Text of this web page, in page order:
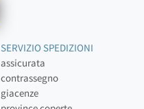
SERVIZIO SPEDIZIONI
assicurata
contrassegno
giacenze